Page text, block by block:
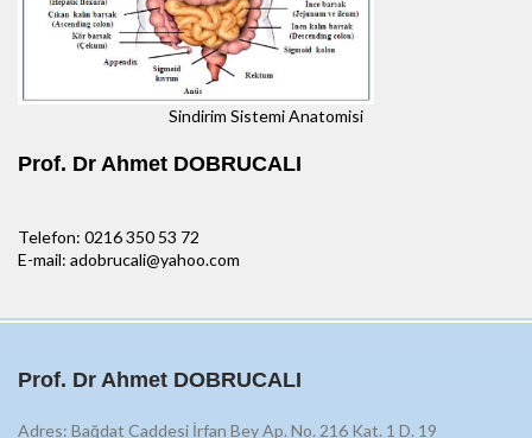
Sindirim Sistemi Anatomisi
Prof. Dr Ahmet DOBRUCALI
Telefon: 0216 350 53 72
E-mail: adobrucali@yahoo.com
Prof. Dr Ahmet DOBRUCALI
Adres: Bağdat Caddesi İrfan Bey Ap. No. 216 Kat. 1 D. 19